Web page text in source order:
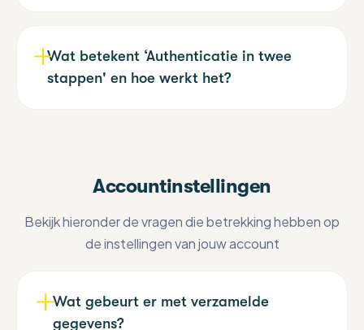
Neem dan contact op met Liv.
inloggegevens onthoudt.
De volgende keer dat je weer naar de
Wanneer je inlogt op een apparaat van de
praktijk is het belangrijk deze optie niet aan
te vinken vanwege privacy.
Wat betekent ‘Authenticatie in twee
stappen' en hoe werkt het?
doorlopen om deze dubbele beveiliging
Google Authenticator te downloaden. Hou
er wel rekening mee dat als je dit
ander apparaat nog hebt om in te loggen
(bijvoorbeeld je mobiele telefoon, wanneer
Accountinstellingen
Bekijk hieronder de vragen die betrekking hebben op
de instellingen van jouw account
Wat gebeurt er met verzamelde
gegevens?